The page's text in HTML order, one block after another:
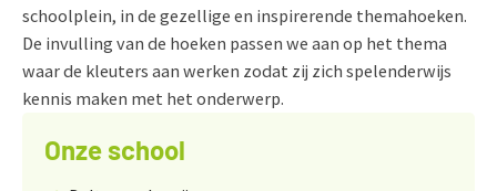
schoolplein, in de gezellige en inspirerende themahoeken.
De invulling van de hoeken passen we aan op het thema
waar de kleuters aan werken zodat zij zich spelenderwijs
kennis maken met het onderwerp.
Onze school